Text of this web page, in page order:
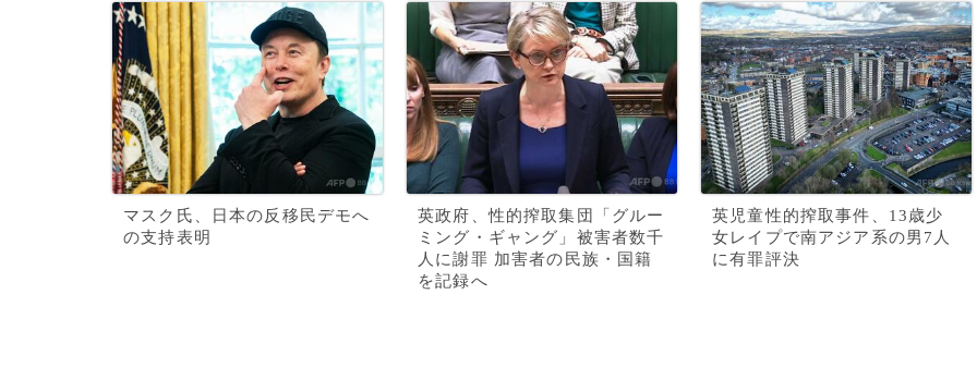
マスク氏、日本の反移民デモへ
の支持表明
英政府、性的搾取集団「グルー
ミング・ギャング」被害者数千
人に謝罪 加害者の民族・国籍
を記録へ
英児童性的搾取事件、13歳少
女レイプで南アジア系の男7人
に有罪評決